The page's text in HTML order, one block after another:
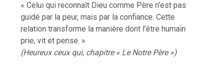
« Celui qui reconnaît Dieu comme Père n’est pas
guidé par la peur, mais par la confiance. Cette
relation transforme la manière dont l’être humain
prie, vit et pense. »
(Heureux ceux qui, chapitre « Le Notre Père »)